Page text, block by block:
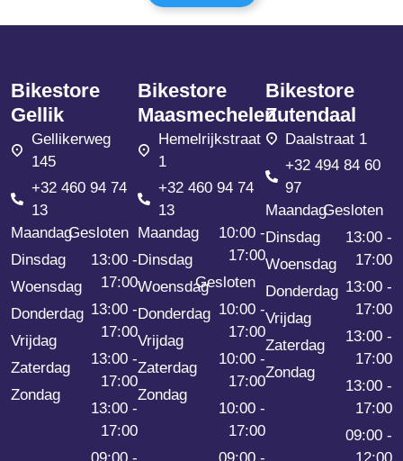
Bikestore
Gellik
Gellikerweg
145
+32 460 94 74
13
Maandag
Dinsdag
Woensdag
Donderdag
Vrijdag
Zaterdag
Zondag
Gesloten
13:00 -
17:00
13:00 -
17:00
13:00 -
17:00
13:00 -
17:00
09:00 -
Bikestore
Maasmechelen
Hemelrijkstraat
1
+32 460 94 74
13
Maandag
Dinsdag
Woensdag
Donderdag
Vrijdag
Zaterdag
Zondag
10:00 -
17:00
Gesloten
10:00 -
17:00
10:00 -
17:00
10:00 -
17:00
09:00 -
Bikestore
Zutendaal
Daalstraat 1
+32 494 84 60
97
Maandag
Dinsdag
Woensdag
Donderdag
Vrijdag
Zaterdag
Zondag
Gesloten
13:00 -
17:00
13:00 -
17:00
13:00 -
17:00
13:00 -
17:00
09:00 -
12:00